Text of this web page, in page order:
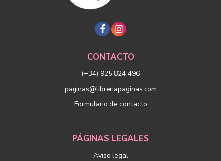
CONTACTO
(+34) 925 824 496
paginas@libreriapaginas.com
Formulario de contacto
PÁGINAS LEGALES
Aviso legal